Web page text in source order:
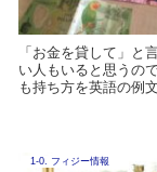
「お金を貸して」
い人もいると思うの
も持ち方を英語の例
1-0. フィジー情報